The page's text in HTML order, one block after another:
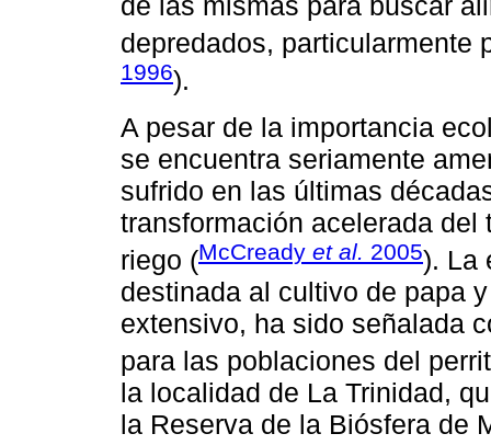
depredados, particularmente
1996).
A pesar de la importancia
se encuentra seriamente
sufrido en las últimas
transformación acelerada del
riego (McCready et al. 2005). La
destinada al cultivo de papa
extensivo, ha sido señalada
para las poblaciones del
la localidad de La Trinidad,
la Reserva de la Biósfera de